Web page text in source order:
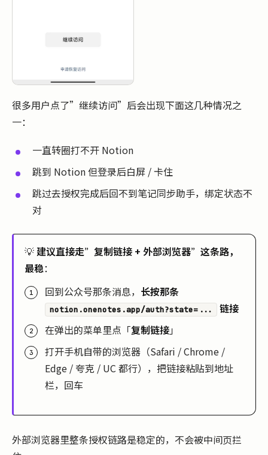
很多用户点了”继续访问”后会出现下面这几种情况之
一：
一直转圈打不开 Notion
跳到 Notion 但登录后白屏 / 卡住
跳过去授权完成后回不到笔记同步助手，绑定状态不
对
💡 建议直接走”复制链接 + 外部浏览器”这条路，
最稳：
回到公众号那条消息， 长按那条
notion.onenotes.app/auth?state=...
链接
在弹出的菜单里点「复制链接」
打开手机自带的浏览器（Safari / Chrome /
Edge / 夸克 / UC 都行），把链接粘贴到地址
栏，回车
外部浏览器里整条授权链路是稳定的，不会被中间页拦